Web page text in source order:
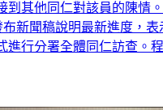
直到事情鬧大才展開調查
到其他同仁對該員的陳情。
新聞稿說明最新進度，表
進行分署全體同仁訪查。程